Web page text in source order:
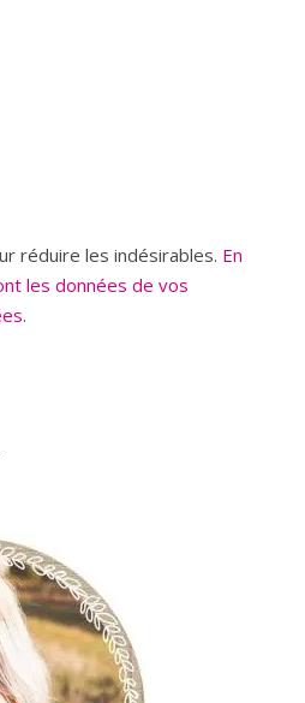
réduire les indésirables. En
les données de vos
.